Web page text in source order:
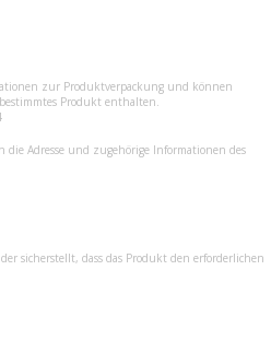
zur Produktverpackung und können
Produkt enthalten.
Adresse und zugehörige Informationen des
sicherstellt, dass das Produkt den erforderlichen